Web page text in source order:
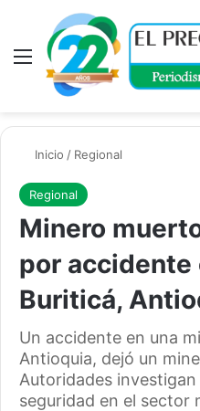
Menú
Inicio / Regional
Regional
Minero
por accidente
Buriticá,
Un accidente en una
Antioquia, dejó un
Autoridades
seguridad en el sector